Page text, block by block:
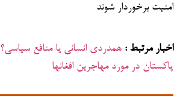
امنیت برخوردار شوند
اخبار مرتبط : همدردی انسانی یا منافع
پاکستان در مورد مهاجرین افغانها